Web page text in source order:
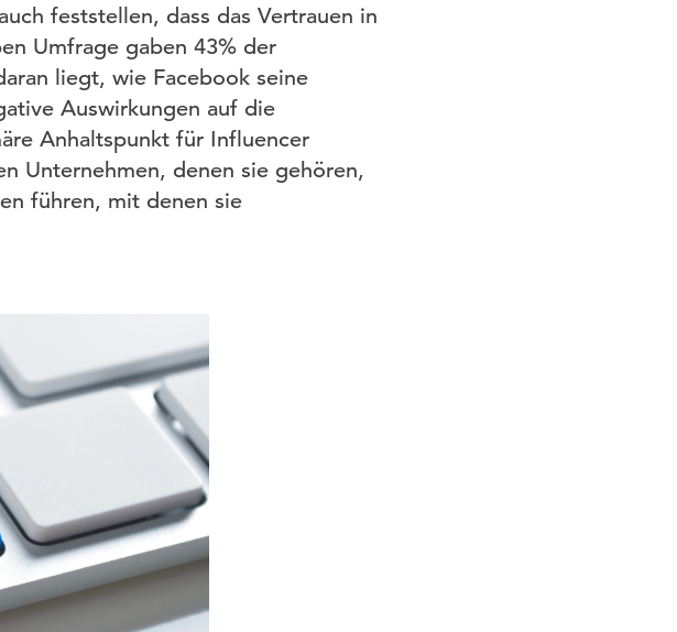
feststellen, dass das Vertrauen in
Umfrage gaben 43% der
liegt, wie Facebook seine
Auswirkungen auf die
Anhaltspunkt für Influencer
Unternehmen, denen sie gehören,
führen, mit denen sie